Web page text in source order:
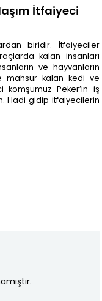
İtfaiyeci
biridir. İtfaiyeciler
kalan insanları
ve hayvanların
mahsur kalan kedi ve
komşumuz Peker’in iş
Hadi gidip itfaiyecilerin